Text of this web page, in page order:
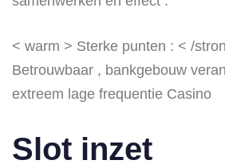
< warm > Sterke punten : < /
Betrouwbaar , bankgebouw
extreem lage frequentie Casino
Slot inzet